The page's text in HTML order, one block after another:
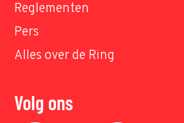
Reglementen
Pers
Alles over de Ring
Volg ons